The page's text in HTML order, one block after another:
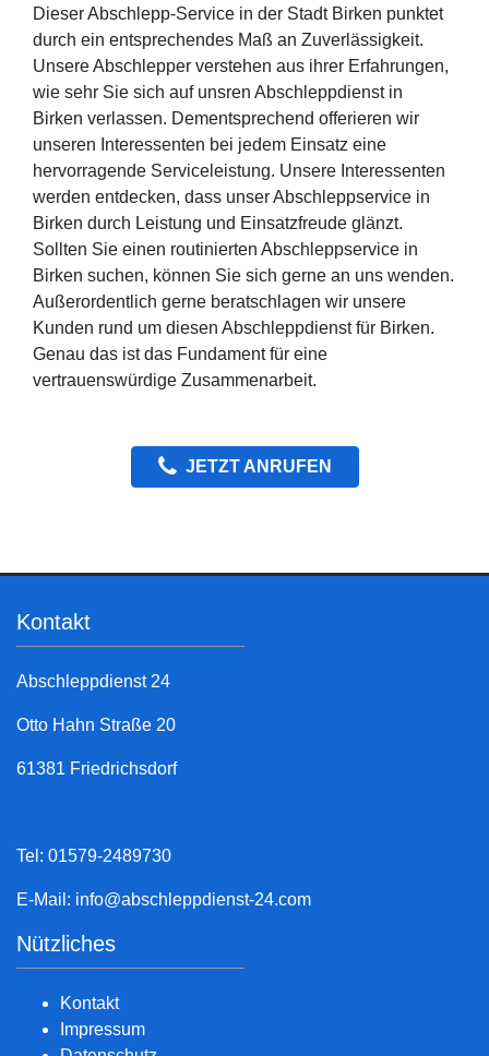
Dieser Abschlepp-Service in der Stadt Birken punktet
durch ein entsprechendes Maß an Zuverlässigkeit.
Unsere Abschlepper verstehen aus ihrer Erfahrungen,
wie sehr Sie sich auf unsren Abschleppdienst in
Birken verlassen. Dementsprechend offerieren wir
unseren Interessenten bei jedem Einsatz eine
hervorragende Serviceleistung. Unsere Interessenten
werden entdecken, dass unser Abschleppservice in
Birken durch Leistung und Einsatzfreude glänzt.
Sollten Sie einen routinierten Abschleppservice in
Birken suchen, können Sie sich gerne an uns wenden.
Außerordentlich gerne beratschlagen wir unsere
Kunden rund um diesen Abschleppdienst für Birken.
Genau das ist das Fundament für eine
vertrauenswürdige Zusammenarbeit.
JETZT ANRUFEN
Kontakt
Abschleppdienst 24
Otto Hahn Straße 20
61381 Friedrichsdorf
Tel: 01579-2489730
E-Mail: info@abschleppdienst-24.com
Nützliches
Kontakt
Impressum